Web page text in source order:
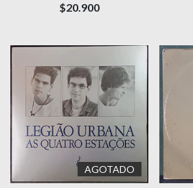
$20.900
AGOTADO